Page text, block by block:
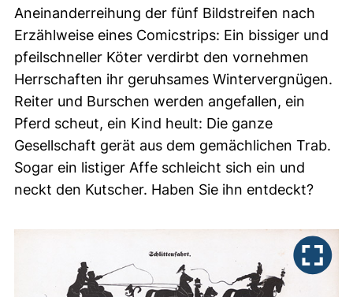
Aneinanderreihung der fünf Bildstreifen nach
Erzählweise eines Comicstrips: Ein bissiger und
pfeilschneller Köter verdirbt den vornehmen
Herrschaften ihr geruhsames Wintervergnügen.
Reiter und Burschen werden angefallen, ein
Pferd scheut, ein Kind heult: Die ganze
Gesellschaft gerät aus dem gemächlichen Trab.
Sogar ein listiger Affe schleicht sich ein und
neckt den Kutscher. Haben Sie ihn entdeckt?